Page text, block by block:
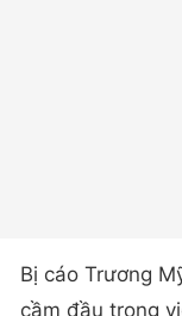
Bị cáo Trương
cầm đầu trong